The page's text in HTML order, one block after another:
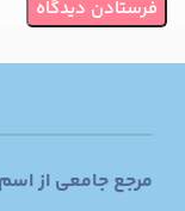
مرجع جامعی از